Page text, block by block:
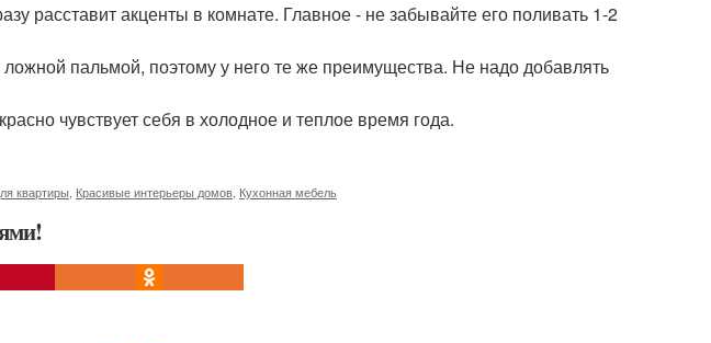
расставит акценты в комнате. Главное - не забывайте его поливать 1-2
пальмой, поэтому у него те же преимущества. Не надо добавлять
чувствует себя в холодное и теплое время года.
квартиры Красивые интерьеры домов Кухонная мебель